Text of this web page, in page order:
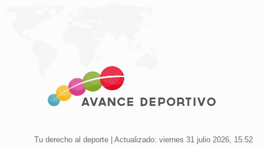
Tu derecho al deporte | Actualizado: viernes 31 julio 2026, 15:52